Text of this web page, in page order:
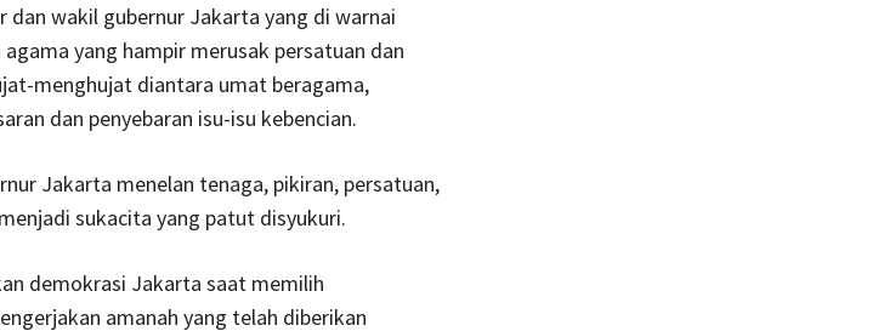
dan wakil gubernur Jakarta yang di warnai
yang hampir merusak persatuan dan
menghujat diantara umat beragama,
dan penyebaran isu-isu kebencian.
Jakarta menelan tenaga, pikiran, persatuan,
sukacita yang patut disyukuri.
demokrasi Jakarta saat memilih
amanah yang telah diberikan